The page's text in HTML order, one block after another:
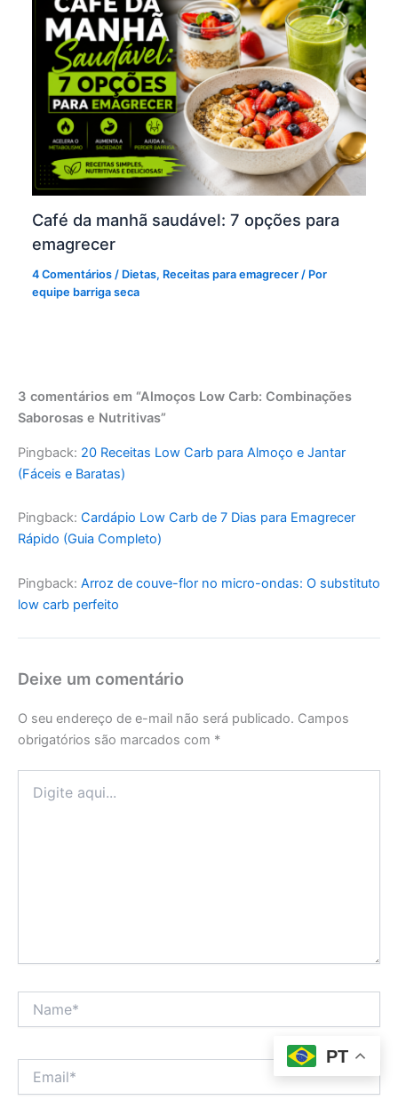
Café da manhã saudável: 7 opções para
emagrecer
4 Comentários / Dietas, Receitas para emagrecer / Por
equipe barriga seca
3 comentários em “Almoços Low Carb: Combinações
Saborosas e Nutritivas”
Pingback: 20 Receitas Low Carb para Almoço e Jantar
(Fáceis e Baratas)
Pingback: Cardápio Low Carb de 7 Dias para Emagrecer
Rápido (Guia Completo)
Pingback: Arroz de couve-flor no micro-ondas: O substituto
low carb perfeito
Deixe um comentário
O seu endereço de e-mail não será publicado. Campos
obrigatórios são marcados com *
aqui...
PT